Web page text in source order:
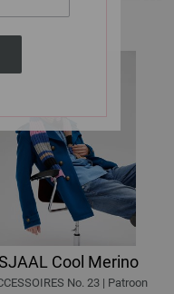
Cool Merino
No. 23 | Patroon